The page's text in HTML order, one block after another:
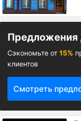
Предложения
Сэкономьте от 15%
клиентов
Смотреть